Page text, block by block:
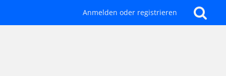
Anmelden oder registrieren